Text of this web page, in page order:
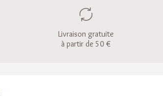
Livraison gratuite
à partir de 50 €